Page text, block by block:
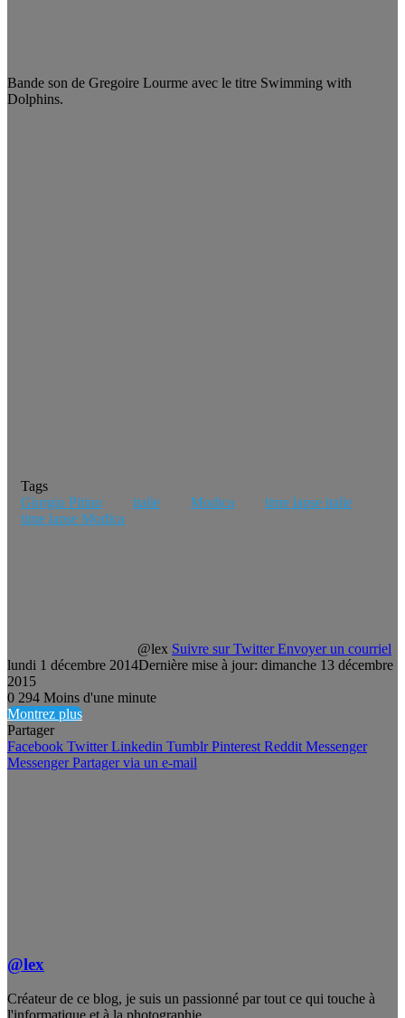
Bande son de Gregoire Lourme avec le titre Swimming with
Dolphins.
Tags
Giorgio Pitino
italie Modica
time lapse italie
time lapse Modica
@lex Suivre sur Twitter Envoyer un courriel
lundi 1 décembre 2014Dernière mise à jour: dimanche 13 décembre
2015
0 294 Moins d'une minute
Montrez plus
Partager
Facebook Twitter Linkedin Tumblr Pinterest Reddit Messenger
Messenger Partager via un e-mail
@lex
Créateur de ce blog, je suis un passionné par tout ce qui touche à